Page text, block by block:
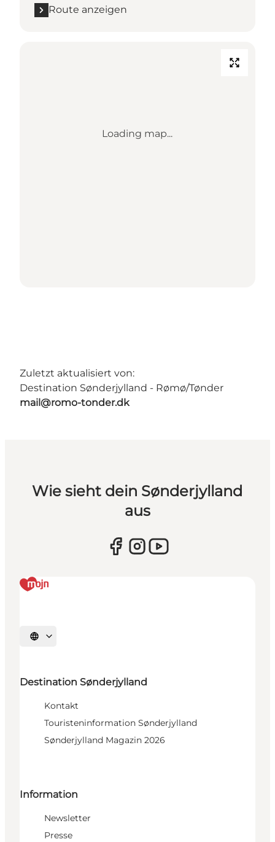
Route anzeigen
Loading map...
Zuletzt aktualisiert von:
Destination Sønderjylland - Rømø/Tønder
mail@romo-tonder.dk
Wie sieht dein Sønderjylland
aus
Sprache auswählen
Destination Sønderjylland
Kontakt
Touristeninformation Sønderjylland
Sønderjylland Magazin 2026
Information
Newsletter
Presse